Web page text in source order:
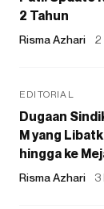
2 Tahun
Risma Azhari 2
EDITORIAL
Dugaan
M yang
hingga ke
Risma Azhari 3